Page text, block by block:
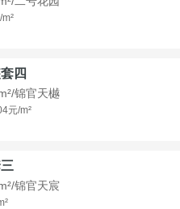
四
锦官天樾
元/m²
锦官天宸